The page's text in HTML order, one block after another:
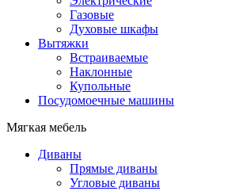
Газовые
Духовые шкафы
Вытяжки
Встраиваемые
Наклонные
Купольные
Посудомоечные машины
Мягкая мебель
Диваны
Прямые диваны
Угловые диваны